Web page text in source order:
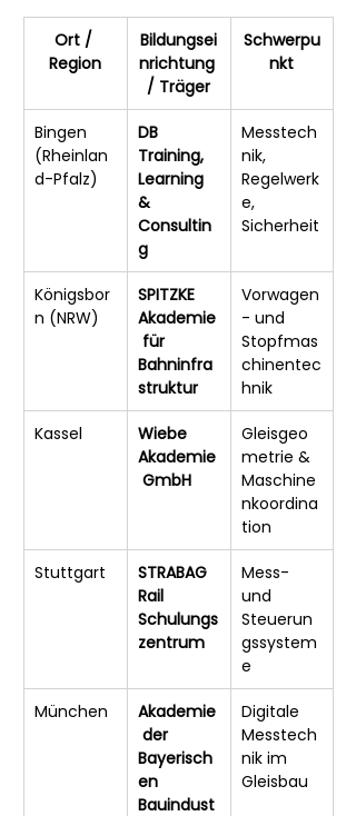
Ort /
Region
Bildungsei
nrichtung
/ Träger
Schwerpu
nkt
Bingen
(Rheinlan
d-Pfalz)
DB
Training,
Learning
&
Consultin
g
Messtech
nik,
Regelwerk
e,
Sicherheit
Königsbor
n (NRW)
SPITZKE
Akademie
für
Bahninfra
struktur
Vorwagen
- und
Stopfmas
chinentec
hnik
Kassel
Wiebe
Akademie
GmbH
Gleisgeo
metrie &
Maschine
nkoordina
tion
Stuttgart
STRABAG
Rail
Schulungs
zentrum
Mess-
und
Steuerun
gssystem
e
München
Akademie
der
Bayerisch
en
Bauindust
Digitale
Messtech
nik im
Gleisbau